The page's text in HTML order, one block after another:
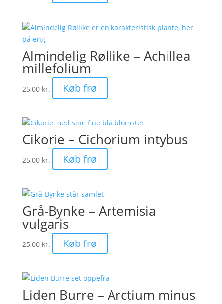
Almindelig Røllike – Achillea
millefolium
25,00 kr. Køb frø
Cikorie – Cichorium intybus
25,00 kr. Køb frø
Grå-Bynke – Artemisia
vulgaris
25,00 kr. Køb frø
Liden Burre – Arctium minus